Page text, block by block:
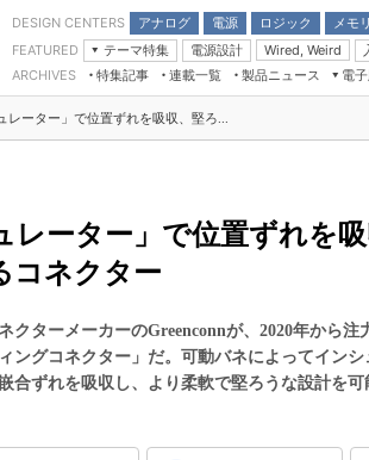
DESIGN CENTERS アナログ
電源
ター
ロジック
LSI
FPGA
メモリ
受動部品
FEATURED
テーマ特集
挑戦
）
電源設計 Wired, Weird
モーター入門マイコン講座
Q&Aで学ぶマイコン講座
計測機器
ARCHIVES 特集記事
連載一覧
セッサ懐古録
で始めるDC/DCコン
計
ーター活用講座
イコン講座
製品ニュース
電
子版
レーター」で位置ずれを吸収、堅ろ...
レーター」で位置ずれを
コネクター
クターメーカーのGreenconnが、2020年から注
ングコネクター」だ。可動バネによってインシ
合ずれを吸収し、より柔軟で堅ろうな設計を可